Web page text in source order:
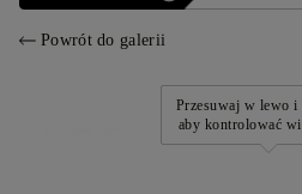
Powrót do galerii
Przesuwaj w lewo i
aby kontrolować